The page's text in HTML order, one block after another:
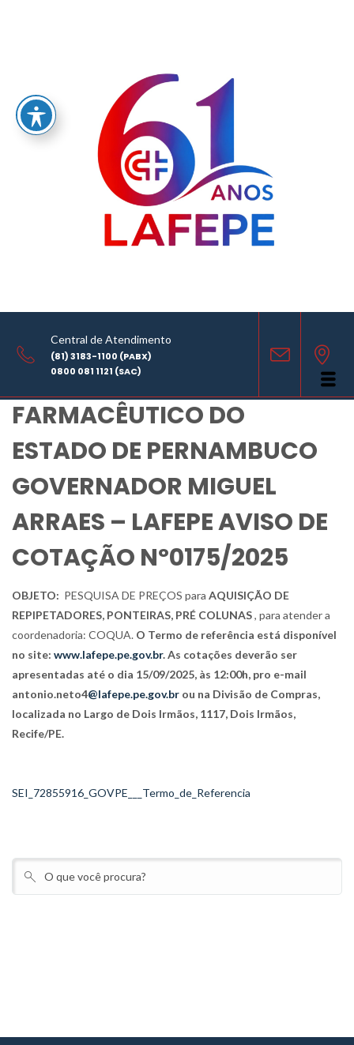
Central de Atendimento
(81) 3183-1100 (PABX)
0800 081 1121 (SAC)
LABORATÓRIO FARMACÊUTICO DO ESTADO DE PERNAMBUCO
GOVERNADOR MIGUEL ARRAES - LAFEPE AVISO DE COTAÇÃO Nº0175/2025
COMPARTILHE
LABORATÓRIO
FARMACÊUTICO DO
ESTADO DE PERNAMBUCO
GOVERNADOR MIGUEL
ARRAES – LAFEPE AVISO DE
COTAÇÃO Nº0175/2025
OBJETO: PESQUISA DE PREÇOS para AQUISIÇÃO DE
REPIPETADORES, PONTEIRAS, PRÉ COLUNAS, para atender a
coordenadoria: COQUA. O Termo de referência está disponível
no site: www.lafepe.pe.gov.br. As cotações deverão ser
apresentadas até o dia 15/09/2025, às 12:00h, pro e-mail
antonio.neto4@lafepe.pe.gov.br ou na Divisão de Compras,
localizada no Largo de Dois Irmãos, 1117, Dois Irmãos,
Recife/PE.
SEI_72855916_GOVPE___Termo_de_Referencia